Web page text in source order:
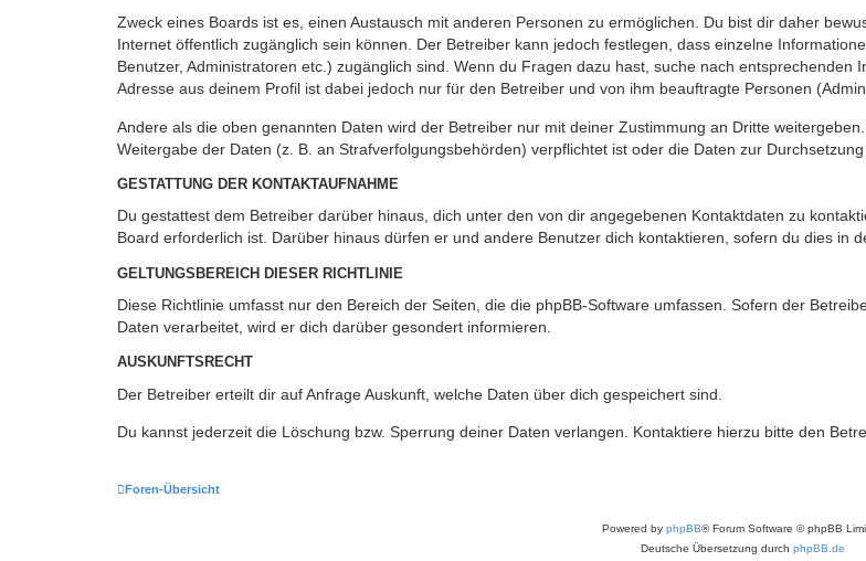
Zweck eines Boards ist es, einen Austausch mit anderen Personen zu ermöglichen. Du bist dir daher
Internet öffentlich zugänglich sein können. Der Betreiber kann jedoch festlegen, dass einzelne
Benutzer, Administratoren etc.) zugänglich sind. Wenn du Fragen dazu hast, suche nach
Adresse aus deinem Profil ist dabei jedoch nur für den Betreiber und von ihm beauftragte Personen
Andere als die oben genannten Daten wird der Betreiber nur mit deiner Zustimmung an Dritte
Weitergabe der Daten (z. B. an Strafverfolgungsbehörden) verpflichtet ist oder die Daten zur
GESTATTUNG DER KONTAKTAUFNAHME
Du gestattest dem Betreiber darüber hinaus, dich unter den von dir angegebenen Kontaktdaten zu
Board erforderlich ist. Darüber hinaus dürfen er und andere Benutzer dich kontaktieren, sofern du dies in
GELTUNGSBEREICH DIESER RICHTLINIE
Diese Richtlinie umfasst nur den Bereich der Seiten, die die phpBB-Software umfassen. Sofern der
Daten verarbeitet, wird er dich darüber gesondert informieren.
AUSKUNFTSRECHT
Der Betreiber erteilt dir auf Anfrage Auskunft, welche Daten über dich gespeichert sind.
Du kannst jederzeit die Löschung bzw. Sperrung deiner Daten verlangen. Kontaktiere hierzu bitte den
Foren-Übersicht
Powered by phpBB® Forum Software © phpBB
Deutsche Übersetzung durch phpBB.de